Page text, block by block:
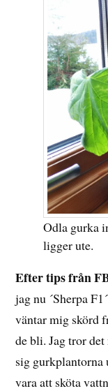
Odla gurka
ligger ute.
Efter tips från
jag nu ´Sherpa
väntar mig skörd
de bli. Jag tror
sig gurkplantorna
vara att sköta